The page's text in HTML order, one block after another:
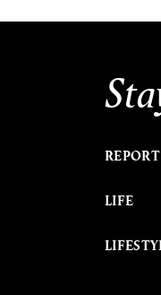
REPORT
LIFE